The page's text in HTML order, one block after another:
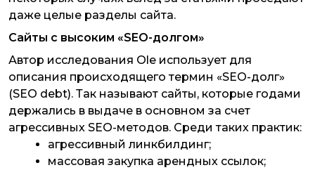
даже целые разделы сайта.
Сайты с высоким «SEO-долгом»
Автор исследования Ole использует для
описания происходящего термин «SEO-долг»
(SEO debt). Так называют сайты, которые годами
держались в выдаче в основном за счет
агрессивных SEO-методов. Среди таких практик:
агрессивный линкбилдинг;
массовая закупка арендных ссылок;